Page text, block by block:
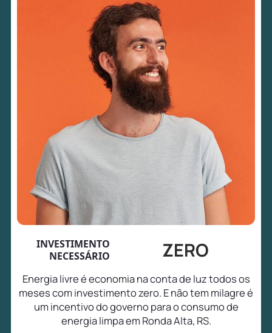
INVESTIMENTO
NECESSÁRIO
ZERO
Energia livre é economia na conta de luz todos os
meses com investimento zero. E não tem milagre é
um incentivo do governo para o consumo de
energia limpa em Ronda Alta, RS.